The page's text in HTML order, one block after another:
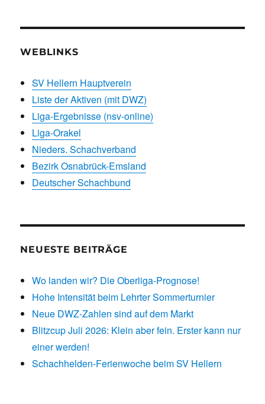
WEBLINKS
SV Hellern Hauptverein
Liste der Aktiven (mit DWZ)
Liga-Ergebnisse (nsv-online)
Liga-Orakel
Nieders. Schachverband
Bezirk Osnabrück-Emsland
Deutscher Schachbund
NEUESTE BEITRÄGE
Wo landen wir? Die Oberliga-Prognose!
Hohe Intensität beim Lehrter Sommerturnier
Neue DWZ-Zahlen sind auf dem Markt
Blitzcup Juli 2026: Klein aber fein. Erster kann nur
einer werden!
Schachhelden-Ferienwoche beim SV Hellern